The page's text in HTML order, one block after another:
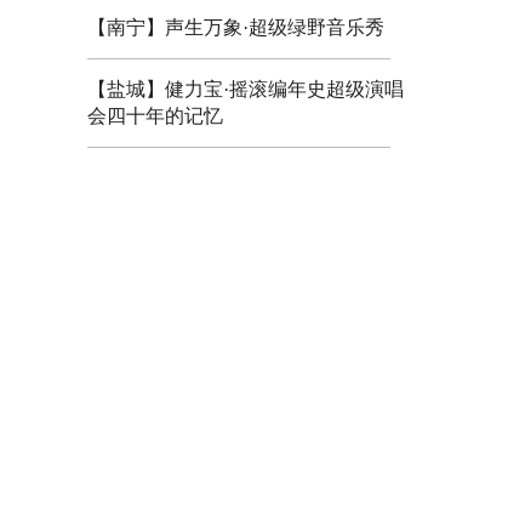
【南宁】声生万象·超级绿野音乐秀
【盐城】健力宝·摇滚编年史超级演唱
会四十年的记忆